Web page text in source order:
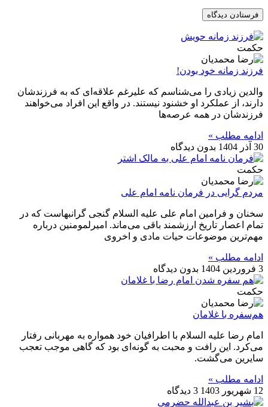
حکمت
فرزند زمانه خود بودن!
والدین زیادی را می‌شناسم که علیرغم علاقه‌ای که به فرزندشان
دارند، از عملکرد او خشنود نیستند. در واقع این افراد می‌خواهند
فرزندشان در همه عرصه‌ها
ادامه مطلب »
30 آذر 1404
بدون دیدگاه
حکمت
مردم گرایی در فرمان نامه امام علی
سخنان و فرامین امام علی علیه ‌السلام گنجی گرانبهاست که در
تمام اعصار تاریخ ارزشمند باقی می‌ماند. امیرلمومنین درباره
مهم‌ترین موضوعات حیات مادی و اخروی
ادامه مطلب »
3 فروردین 1404
بدون دیدگاه
حکمت
هم‌سفره با غلامان
امام رضا علیه السلام با اطرافیان خود همواره به مهربانی رفتار
می‌کرد. این رافت و محبت به گونه‌ای بود که گاهی موجب تعجب
سایرین می‌گشت.
ادامه مطلب »
12 شهریور 1403
3 دیدگاه